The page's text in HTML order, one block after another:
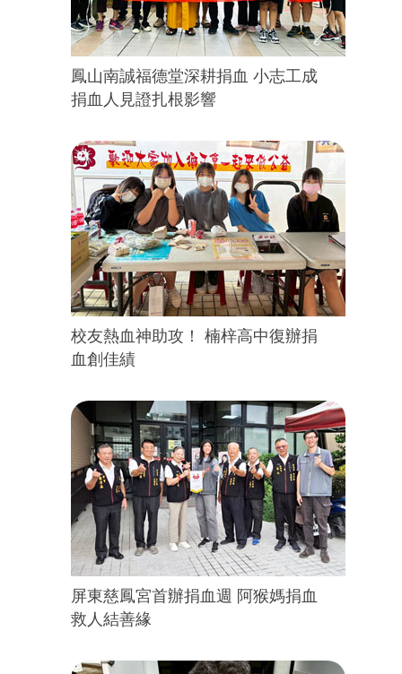
鳳山南誠福德堂深耕捐血 小志工成
捐血人見證扎根影響
校友熱血神助攻！ 楠梓高中復辦捐
血創佳績
屏東慈鳳宮首辦捐血週 阿猴媽捐血
救人結善緣